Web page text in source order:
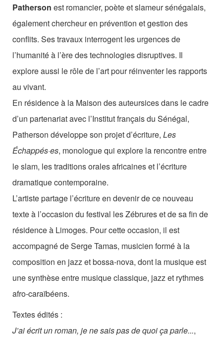
Les Zébrures d’automne
Les Zébrures du printemps
Maison des auteurs·rices
Archives numériques
Équipe
le Pole Francophone à Limoges
Missions
Patherson est romancier, poète et slameur sénégalais,
également chercheur en prévention et gestion des
conflits. Ses travaux interrogent les urgences de
l’humanité à l’ère des technologies disruptives. Il
explore aussi le rôle de l’art pour réinventer les rapports
au vivant.
En résidence à la Maison des auteursices dans le cadre
d’un partenariat avec l’Institut français du Sénégal,
Patherson développe son projet d’écriture, Les
Échappés·es, monologue qui explore la rencontre entre
le slam, les traditions orales africaines et l’écriture
dramatique contemporaine.
L’artiste partage l’écriture en devenir de ce nouveau
texte à l’occasion du festival les Zébrures et de sa fin de
résidence à Limoges. Pour cette occasion, il est
accompagné de Serge Tamas, musicien formé à la
composition en jazz et bossa-nova, dont la musique est
une synthèse entre musique classique, jazz et rythmes
afro-caraïbéens.
Textes édités :
J’ai écrit un roman, je ne sais pas de quoi ça parle...,